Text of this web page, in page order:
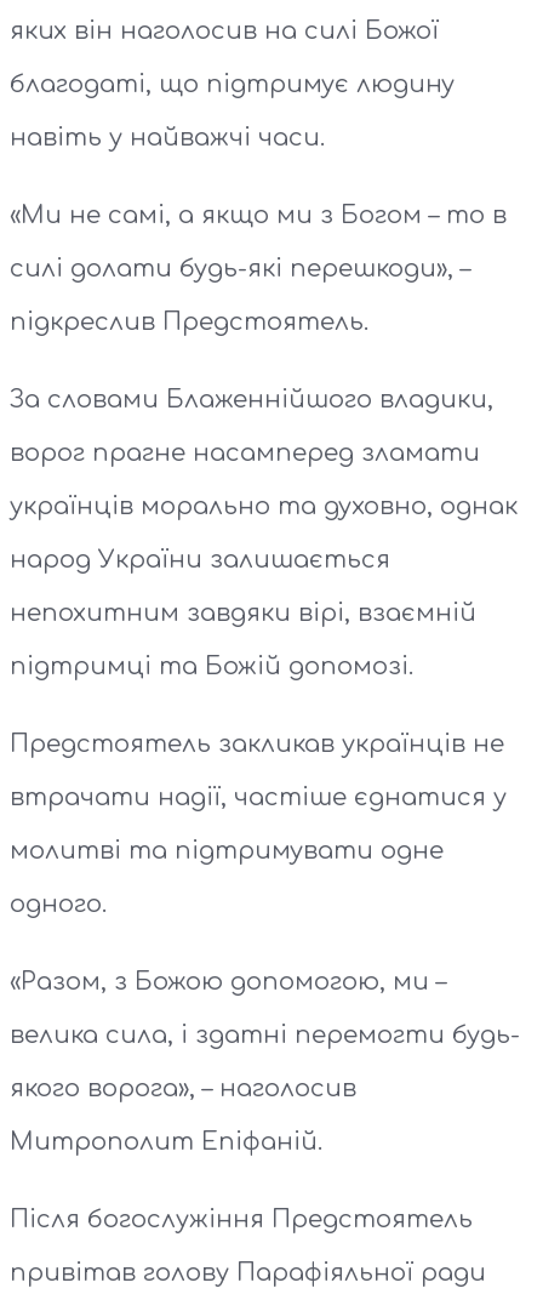
яких він наголосив на силі Божої
благодаті, що підтримує людину
навіть у найважчі часи.
«Ми не самі, а якщо ми з Богом – то в
силі долати будь-які перешкоди», –
підкреслив Предстоятель.
За словами Блаженнійшого владики,
ворог прагне насамперед зламати
українців морально та духовно, однак
народ України залишається
непохитним завдяки вірі, взаємній
підтримці та Божій допомозі.
Предстоятель закликав українців не
втрачати надії, частіше єднатися у
молитві та підтримувати одне
одного.
«Разом, з Божою допомогою, ми –
велика сила, і здатні перемогти будь-
якого ворога», – наголосив
Митрополит Епіфаній.
Після богослужіння Предстоятель
привітав голову Парафіяльної ради